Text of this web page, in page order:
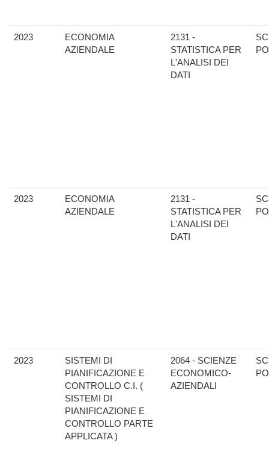
2023
ECONOMIA
AZIENDALE
2131 -
STATISTICA PER
L'ANALISI DEI
DATI
2023
ECONOMIA
AZIENDALE
2131 -
STATISTICA PER
L'ANALISI DEI
DATI
2023
SISTEMI DI
PIANIFICAZIONE E
CONTROLLO C.I. (
SISTEMI DI
PIANIFICAZIONE E
CONTROLLO PARTE
APPLICATA )
2064 - SCIENZE
ECONOMICO-
AZIENDALI